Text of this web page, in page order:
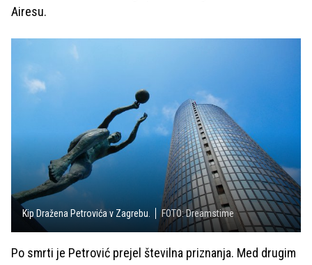
Airesu.
Kip Dražena Petrovića v Zagrebu. FOTO: Dreamstime
Po smrti je Petrović prejel številna priznanja. Med drugim